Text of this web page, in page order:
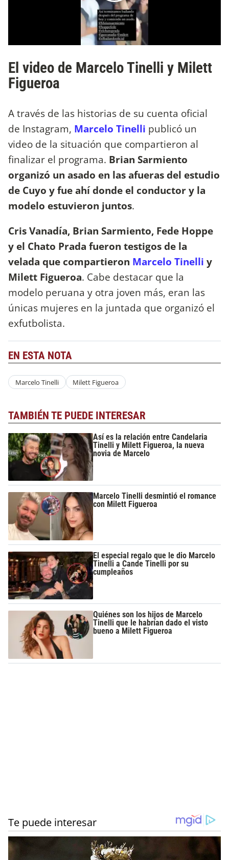
El video de Marcelo Tinelli y Milett
Figueroa
A través de las historias de su cuenta oficial
de Instagram, Marcelo Tinelli publicó un
video de la situación que compartieron al
finalizar el programa. Brian Sarmiento
organizó un asado en las afueras del estudio
de Cuyo y fue ahí donde el conductor y la
modelo estuvieron juntos.
Cris Vanadía, Brian Sarmiento, Fede Hoppe
y el Chato Prada fueron testigos de la
velada que compartieron Marcelo Tinelli y
Milett Figueroa. Cabe destacar que la
modelo peruana y otra joven más, eran las
únicas mujeres en la juntada que organizó el
exfutbolista.
EN ESTA NOTA
Marcelo Tinelli Milett Figueroa
TAMBIÉN TE PUEDE INTERESAR
Así es la relación entre Candelaria
Tinelli y Milett Figueroa, la nueva
novia de Marcelo
Marcelo Tinelli desmintió el romance
con Milett Figueroa
El especial regalo que le dio Marcelo
Tinelli a Cande Tinelli por su
cumpleaños
Quiénes son los hijos de Marcelo
Tinelli que le habrían dado el visto
bueno a Milett Figueroa